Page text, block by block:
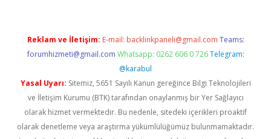
Reklam ve İletişim: E-mail: backlinkpaneli@gmail.com Teams:
forumhizmeti@gmail.com Whatsapp: 0262 606 0 726 Telegram:
@karabul
Yasal Uyarı: Sitemiz, 5651 Sayılı Kanun gereğince Bilgi Teknolojileri
ve İletişim Kurumu (BTK) tarafından onaylanmış bir Yer Sağlayıcı
olarak hizmet vermektedir. Bu nedenle, sitedeki içerikleri proaktif
olarak denetleme veya araştırma yükümlülüğümüz bulunmamaktadır.